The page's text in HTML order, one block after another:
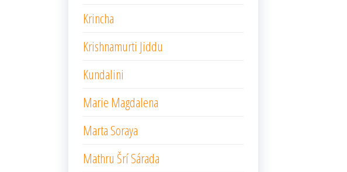
Krincha
Krishnamurti Jiddu
Kundalini
Marie Magdalena
Marta Soraya
Mathru Šrí Sárada